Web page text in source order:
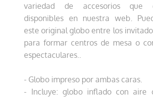
variedad de accesorios que
disponibles en nuestra web.
este original globo entre los
para formar centros de mesa o
espectaculares..
- Globo impreso por ambas caras.
- Incluye: globo inflado con aire